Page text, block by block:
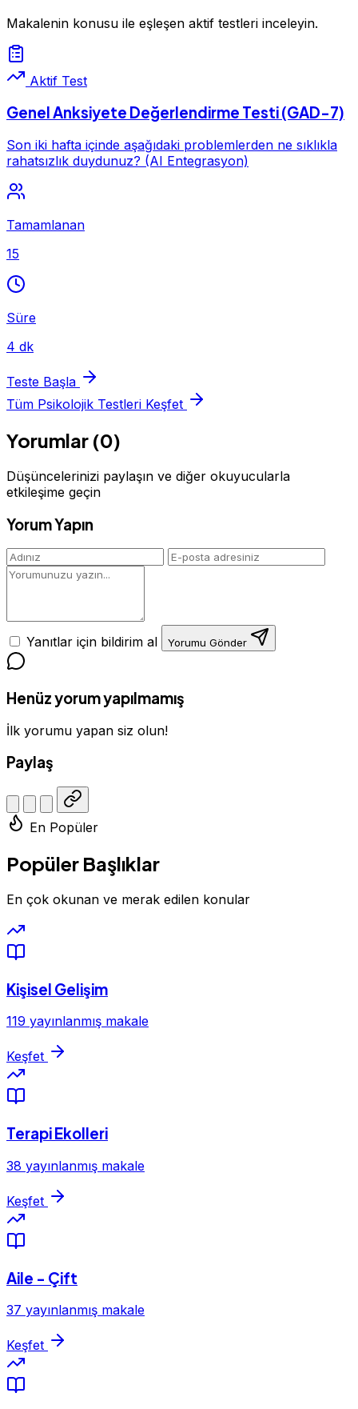
Makalenin konusu ile eşleşen aktif testleri inceleyin.
Aktif Test
Genel Anksiyete Değerlendirme Testi (GAD-7)
Son iki hafta içinde aşağıdaki problemlerden ne sıklıkla
rahatsızlık duydunuz? (AI Entegrasyon)
Tamamlanan
15
Süre
4 dk
Teste Başla
Tüm Psikolojik Testleri Keşfet
Yorumlar (0)
Düşüncelerinizi paylaşın ve diğer okuyucularla
etkileşime geçin
Yorum Yapın
Yanıtlar için bildirim al Yorumu Gönder
Henüz yorum yapılmamış
İlk yorumu yapan siz olun!
Paylaş
En Popüler
Popüler Başlıklar
En çok okunan ve merak edilen konular
Kişisel Gelişim
119 yayınlanmış makale
Keşfet
Terapi Ekolleri
38 yayınlanmış makale
Keşfet
Aile - Çift
37 yayınlanmış makale
Keşfet